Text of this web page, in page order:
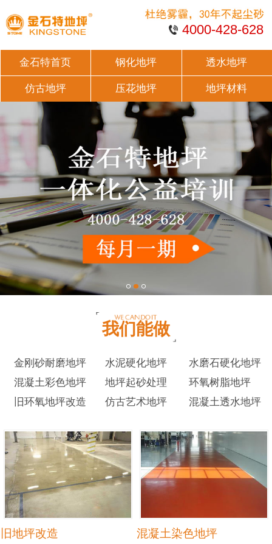
4000-428-628
金石特首页 钢化地坪 透水地坪
仿古地坪 压花地坪 地坪材料
我们能做
金刚砂耐磨地坪 水泥硬化地坪
水磨石硬化地坪
混凝土彩色地坪
地坪起砂处理
环氧树脂地坪
旧环氧地坪改造
仿古艺术地坪 混凝土透水地坪
旧地坪改造 混凝土染色地坪